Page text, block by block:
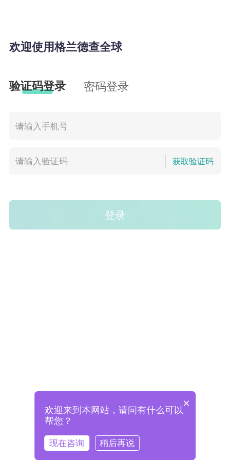
欢迎使用格兰德查全球
验证码登录 密码登录
获取验证码
登录
登录即表示已阅读并同意《格兰德官网用户协议》
×
欢迎来到本网站，请问有什么可以
帮您？
现在咨询 稍后再说